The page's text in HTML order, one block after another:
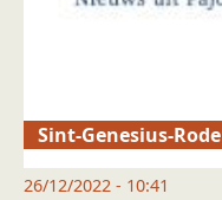
Sint-Genesius-Rode
26/12/2022 - 10:41